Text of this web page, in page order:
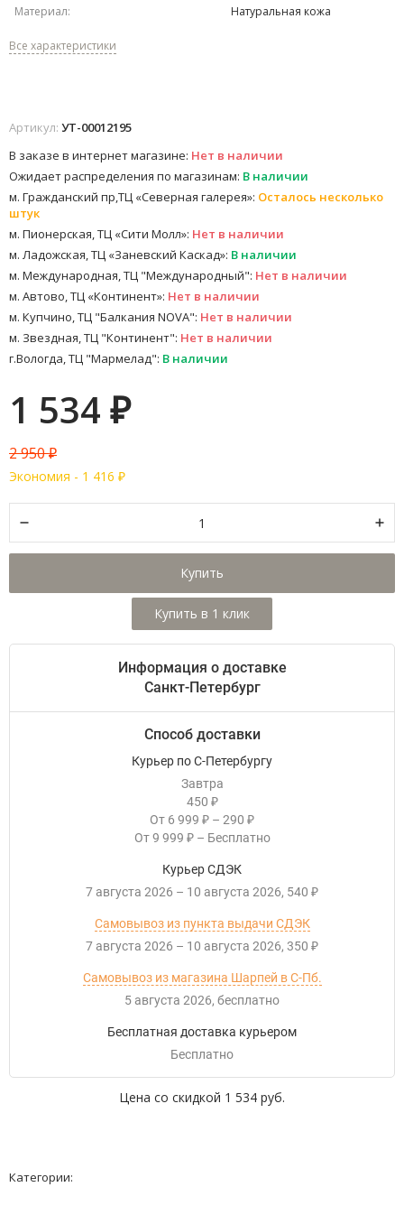
Материал:
Натуральная кожа
Все характеристики
Артикул: УТ-00012195
В заказе в интернет магазине: Нет в наличии
Ожидает распределения по магазинам: В наличии
м. Гражданский пр,ТЦ «Северная галерея»: Осталось несколько
штук
м. Пионерская, ТЦ «Сити Молл»: Нет в наличии
м. Ладожская, ТЦ «Заневский Каскад»: В наличии
м. Международная, ТЦ "Международный": Нет в наличии
м. Автово, ТЦ «Континент»: Нет в наличии
м. Купчино, ТЦ "Балкания NOVA": Нет в наличии
м. Звездная, ТЦ "Континент": Нет в наличии
г.Вологда, ТЦ "Мармелад": В наличии
1 534 ₽
2 950₽
Экономия - 1 416 ₽
Купить
Информация о доставке
Санкт-Петербург
Способ доставки
Курьер по С-Петербургу
Завтра
450 ₽
От 6 999 ₽ – 290 ₽
От 9 999 ₽ – Бесплатно
Курьер СДЭК
7 августа 2026 – 10 августа 2026 540 ₽
Самовывоз из пункта выдачи СДЭК
7 августа 2026 – 10 августа 2026 350 ₽
Самовывоз из магазина Шарпей в С-Пб.
5 августа 2026
Бесплатно
Бесплатная доставка курьером
Бесплатно
Цена со скидкой 1 534 руб.
Категории: